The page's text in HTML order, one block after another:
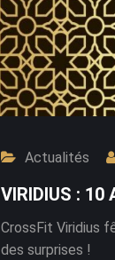
Actualités
VIRIDIUS : 10
CrossFit Viridius
des surprises !